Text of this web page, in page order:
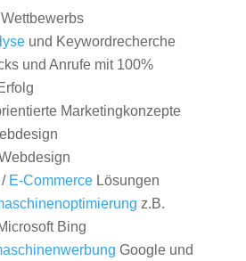
und Keywordrecherche
und Anrufe mit 100%
Marketingkonzepte
E-CommerceLösungen
z.B.
Bing
Google und